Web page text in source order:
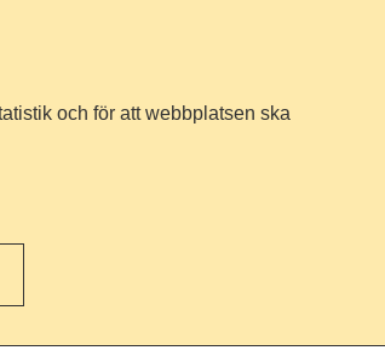
och för att webbplatsen ska